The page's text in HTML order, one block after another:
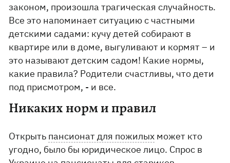
законом, произошла трагическая случайность.
Все это напоминает ситуацию с частными
детскими садами: кучу детей собирают в
квартире или в доме, выгуливают и кормят – и
это называют детским садом! Какие нормы,
какие правила? Родители счастливы, что дети
под присмотром, - и все.
Никаких норм и правил
Открыть пансионат для пожилых может кто
угодно, было бы юридическое лицо. Спрос в